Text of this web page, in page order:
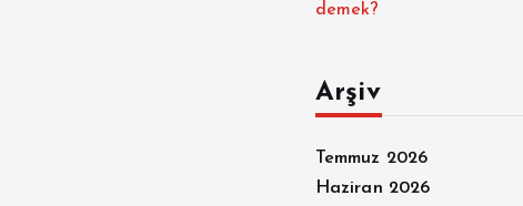
demek?
Arşiv
Temmuz 2026
Haziran 2026